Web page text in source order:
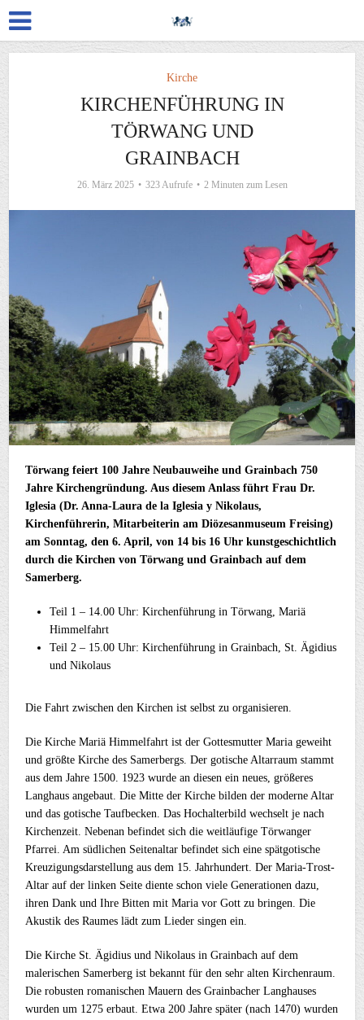
Kirche
KIRCHENFÜHRUNG IN
TÖRWANG UND
GRAINBACH
26. März 2025 323 Aufrufe 2 Minuten zum Lesen
Törwang feiert 100 Jahre Neubauweihe und Grainbach 750
Jahre Kirchengründung. Aus diesem Anlass führt Frau Dr.
Iglesia (Dr. Anna-Laura de la Iglesia y Nikolaus,
Kirchenführerin, Mitarbeiterin am Diözesanmuseum Freising)
am Sonntag, den 6. April, von 14 bis 16 Uhr kunstgeschichtlich
durch die Kirchen von Törwang und Grainbach auf dem
Samerberg.
Teil 1 – 14.00 Uhr: Kirchenführung in Törwang, Mariä
Himmelfahrt
Teil 2 – 15.00 Uhr: Kirchenführung in Grainbach, St. Ägidius
und Nikolaus
Die Fahrt zwischen den Kirchen ist selbst zu organisieren.
Die Kirche Mariä Himmelfahrt ist der Gottesmutter Maria geweiht
und größte Kirche des Samerbergs. Der gotische Altarraum stammt
aus dem Jahre 1500. 1923 wurde an diesen ein neues, größeres
Langhaus angebaut. Die Mitte der Kirche bilden der moderne Altar
und das gotische Taufbecken. Das Hochalterbild wechselt je nach
Kirchenzeit. Nebenan befindet sich die weitläufige Törwanger
Pfarrei. Am südlichen Seitenaltar befindet sich eine spätgotische
Kreuzigungsdarstellung aus dem 15. Jahrhundert. Der Maria-Trost-
Altar auf der linken Seite diente schon viele Generationen dazu,
ihren Dank und Ihre Bitten mit Maria vor Gott zu bringen. Die
Akustik des Raumes lädt zum Lieder singen ein.
Die Kirche St. Ägidius und Nikolaus in Grainbach auf dem
malerischen Samerberg ist bekannt für den sehr alten Kirchenraum.
Die robusten romanischen Mauern des Grainbacher Langhauses
wurden um 1275 erbaut. Etwa 200 Jahre später (nach 1470) wurden